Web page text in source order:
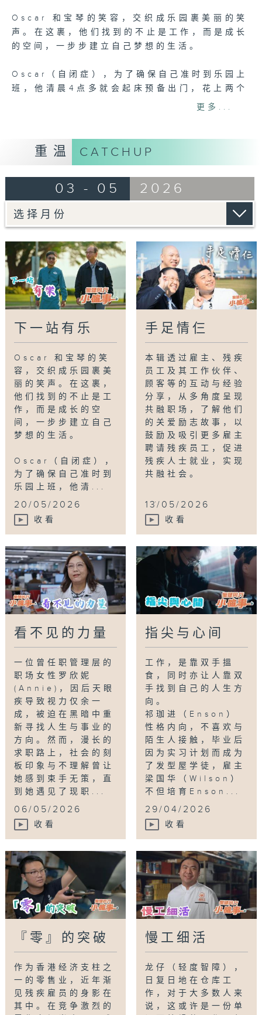
7
seconds
Oscar 和宝琴的笑容，交织成乐园裹美丽的笑
声。在这裹，他们找到的不止是工作，而是成长
的空间，一步步建立自己梦想的生活。
Oscar（自闭症），为了确保自己准时到乐园上
班，他清晨4点多就会起床预备出门，花上两个
多小时到达乐园上班，而他最期待的是把清洁的
社福机构上学接受职业训练课程，学习工作所需
的各种技巧。而在乐园任职裁缝的宝琴（听
地记在笔记里，经过两年多的努力，近月她第一
次参与制作卡通人物的表演服，在巡游上看到自
己的作品，成为了宝琴很大的动力。
乐园除了与社福机构合作，制定相关的职业训练
课程，每年也会聘请身心有障碍人士，安排伙伴
协助他们投入工作。只要受到合适的职业训练，
残疾人士也可以在职场上找到梦想的工作。
演服,残疾人士
更多...
重温 CATCHUP
03 - 05 2026
下一站有乐
Oscar 和宝琴的笑
容，交织成乐园裹美
丽的笑声。在这裹，
他们找到的不止是工
作，而是成长的空
间，一步步建立自己
梦想的生活。
Oscar（自闭症），
为了确保自己准时到
乐园上班，他清...
20/05/2026
收看
手足情仨
本辑透过雇主、残疾
员工及其工作伙伴、
顾客等的互动与经验
分享，从多角度呈现
共融职场，了解他们
的关爱励志故事，以
鼓励及吸引更多雇主
聘请残疾员工，促进
残疾人士就业，实现
共融社会。
...
13/05/2026
收看
看不见的力量
一位曾任职管理层的
职场女性罗欣妮
(Annie)，因后天眼
疾导致视力仅余一
成，被迫在黑暗中重
新寻找人生与事业的
方向。然而，漫长的
求职路上，社会的刻
板印象与不理解曾让
她感到束手无策，直
到她遇见了现职...
06/05/2026
收看
指尖与心间
工作，是靠双手搵
食，同时亦让人靠双
手找到自己的人生方
向。
祁珈进（Enson）
性格内向，不喜欢与
陌生人接触，毕业后
因为实习计划而成为
了发型屋学徒，雇主
梁国华（Wilson）
不但培育Enson...
29/04/2026
收看
『零』的突破
作为香港经济支柱之
一的零售业，近年渐
见残疾雇员的身影在
其中。在竞争激烈的
慢工细活
龙仔（轻度智障），
日复日地在仓库工
作，对于大多数人来
说，这或许是一份单